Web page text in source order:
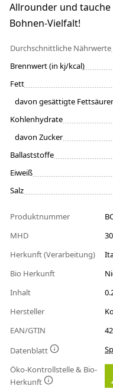
Allrounder und
Bohnen-Vielfalt!
Durchschnittliche Nährwerte
Brennwert (in kj/kcal)
Fett
davon gesättigte
Kohlenhydrate
davon Zucker
Ballaststoffe
Eiweiß
Salz
Produktnummer
MHD
Herkunft (Verarbeitung)
Bio Herkunft
Inhalt
Hersteller
EAN/GTIN
Datenblatt
Öko-Kontrollstelle & Bio-
Herkunft